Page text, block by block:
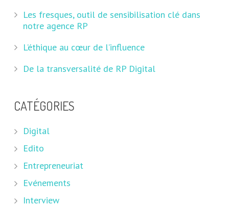
Les fresques, outil de sensibilisation clé dans
notre agence RP
L’éthique au cœur de l’influence
De la transversalité de RP Digital
CATÉGORIES
Digital
Edito
Entrepreneuriat
Evénements
Interview